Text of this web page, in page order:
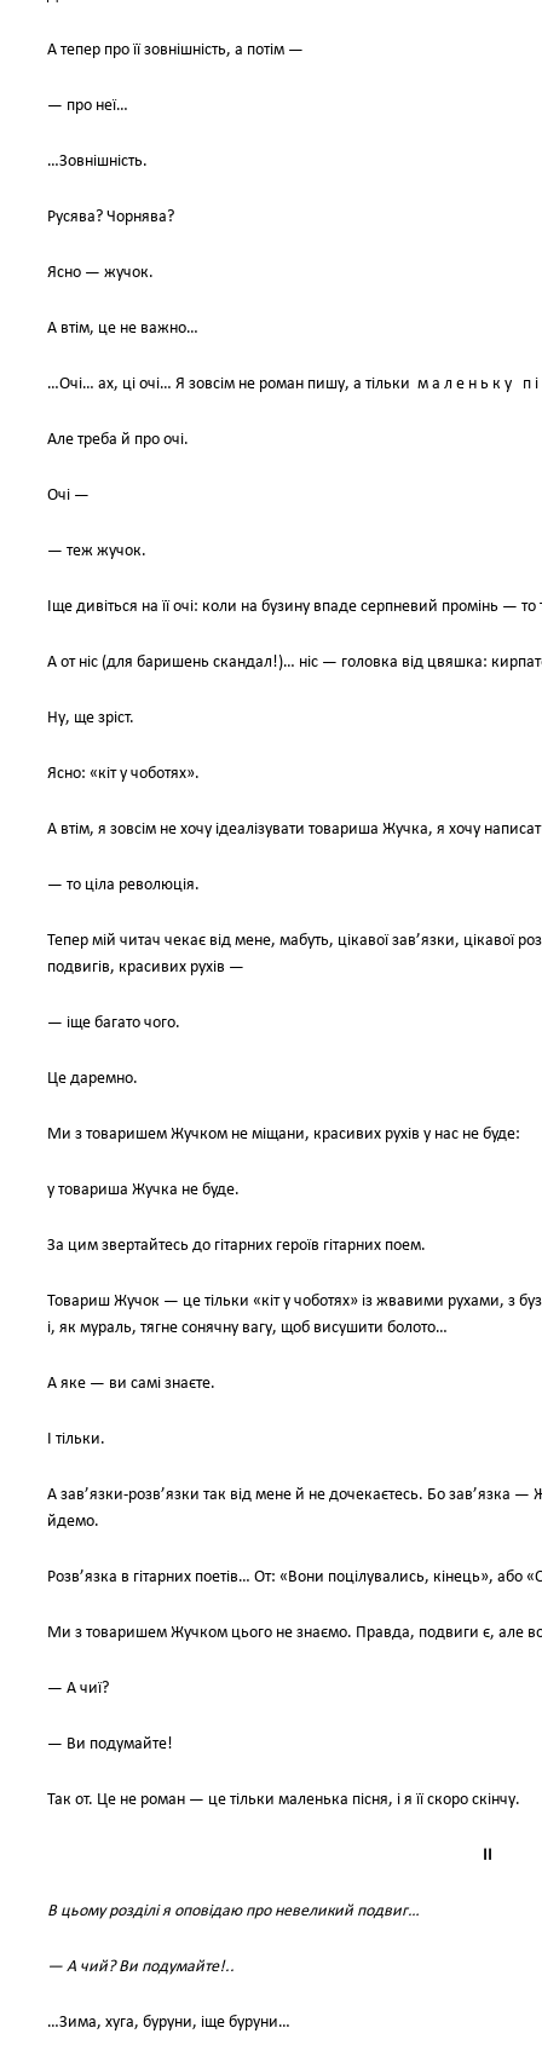
А тепер про її зовнішність, а потім —
— про неї…
…Зовнішність.
Русява? Чорнява?
Ясно — жучок.
А втім, це не важно…
…Очі… ах, ці очі… Я зовсім не роман пишу, а тільки м а л е н ь к у п
Але треба й про очі.
Очі —
— теж жучок.
Іще дивіться на її очі: коли на бузину впаде серпневий промінь — то
А от ніс (для баришень скандал!)… ніс — головка від цвяшка:
Ну, ще зріст.
Ясно: «кіт у чоботях».
А втім, я зовсім не хочу ідеалізувати товариша Жучка, я хочу
— то ціла революція.
Тепер мій читач чекає від мене, мабуть, цікавої зав’язки, цікавої
подвигів, красивих рухів —
— іще багато чого.
Це даремно.
Ми з товаришем Жучком не міщани, красивих рухів у нас не буде:
у товариша Жучка не буде.
За цим звертайтесь до гітарних героїв гітарних поем.
Товариш Жучок — це тільки «кіт у чоботях» із жвавими рухами, з
і, як мураль, тягне сонячну вагу, щоб висушити болото…
А яке — ви самі знаєте.
І тільки.
А зав’язки-розв’язки так від мене й не дочекаєтесь. Бо зав’язка
йдемо.
Розв’язка в гітарних поетів… От: «Вони поцілувались, кінець»,
Ми з товаришем Жучком цього не знаємо. Правда, подвиги є, але
— А чиї?
— Ви подумайте!
Так от. Це не роман — це тільки маленька пісня, і я її скоро скінчу.
II
В цьому розділі я оповідаю про невеликий подвиг…
— А чий? Ви подумайте!..
…Зима, хуга, буруни, іще буруни…